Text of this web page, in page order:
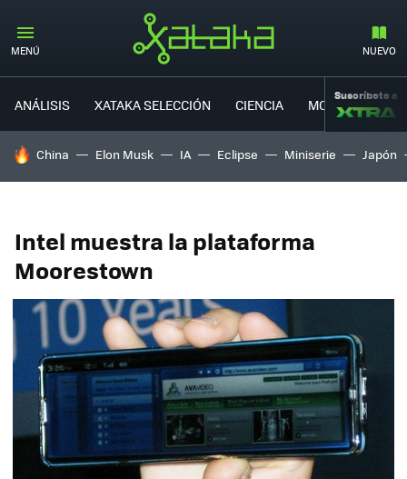
MENÚ NUEVO
ANÁLISIS XATAKA SELECCIÓN CIENCIA MOVILIDAD
Suscríbete a
HOY SE HABLA DE
China Elon Musk IA Eclipse Miniserie Japón
Intel muestra la plataforma
Moorestown